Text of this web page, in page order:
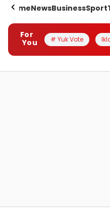
HomeNewsBusinessSport
For
You
# Yuk Vote